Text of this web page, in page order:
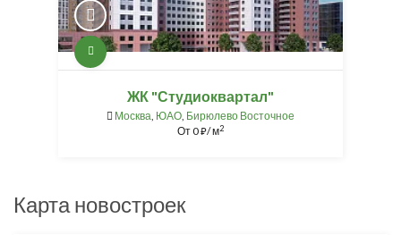
ЖК "Студиоквартал"
Москва, ЮАО, Бирюлево Восточное
От0⃏/ м2
Карта новостроек